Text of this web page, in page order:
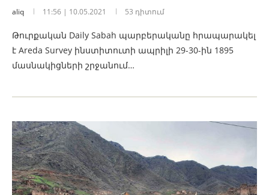
aliq 11:56 | 10.05.2021 53 դիտում
Թուրքական Daily Sabah պարբերականը հրապարակել
է Areda Survey ինստիտուտի ապրիլի 29-30-ին 1895
մասնակիցների շրջանում…